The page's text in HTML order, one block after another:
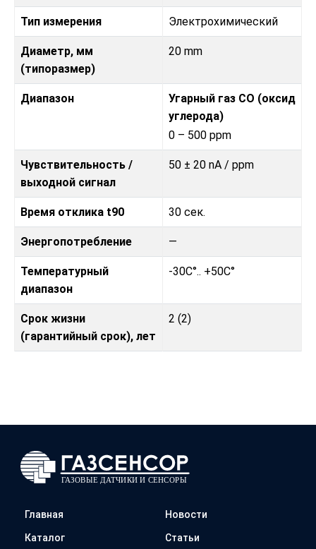
Тип измерения Электрохимический
Диаметр, мм
(типоразмер)
20 mm
Диапазон
Угарный газ CO (оксид
углерода)
0 – 500 ppm
Чувствительность /
выходной сигнал
50 ± 20 nA / ppm
Время отклика t90 30 сек.
Энергопотребление —
Температурный
диапазон
-30C°.. +50C°
Срок жизни
(гарантийный срок), лет
2 (2)
Главная
Каталог
Новости
Статьи